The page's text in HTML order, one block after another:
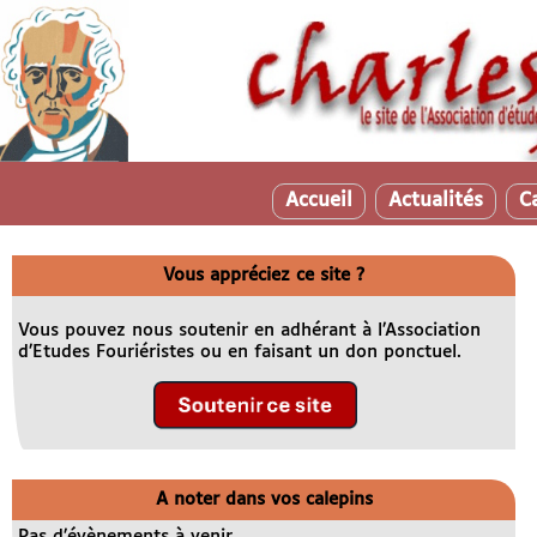
Accueil Actualités
Vous appréciez ce site ?
Vous pouvez nous soutenir en adhérant à l’Association
d’Etudes Fouriéristes ou en faisant un don ponctuel.
A noter dans vos calepins